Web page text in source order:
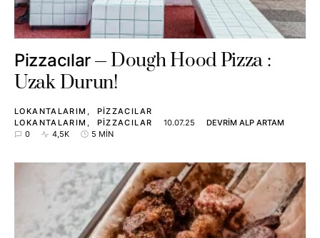
Pizzacılar
Dough Hood Pizza :
Uzak Durun!
LOKANTALARIM
PIZZACILAR
LOKANTALARIM
PIZZACILAR 10.07.25
DEVRIM ALP ARTAM
0
4,5K 5 MIN